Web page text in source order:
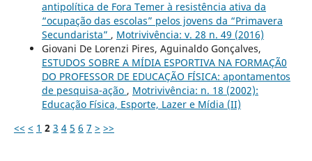
antipolítica de Fora Temer à resistência ativa da
“ocupação das escolas” pelos jovens da “Primavera
Secundarista” , Motrivivência: v. 28 n. 49 (2016)
Giovani De Lorenzi Pires, Aguinaldo Gonçalves,
ESTUDOS SOBRE A MÍDIA ESPORTIVA NA FORMAÇÃ0
DO PROFESSOR DE EDUCAÇÃO FÍSICA: apontamentos
de pesquisa-ação , Motrivivência: n. 18 (2002):
Educação Física, Esporte, Lazer e Mídia (II)
<< < 1 2 3 4 5 6 7 > >>